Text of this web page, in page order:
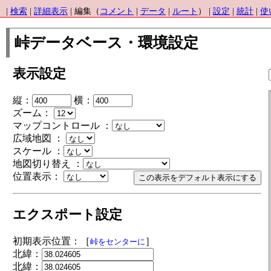
検索 詳細表示 | 編集（ コメント データ ルート ） | 設定 統計 使
峠データベース・環境設定
表示設定
縦：
横：
ズーム：
マップコントロール ：
広域地図 ：
スケール ：
地図切り替え ：
位置表示：
エクスポート設定
初期表示位置：［峠をセンターに ］
北緯：
北緯：